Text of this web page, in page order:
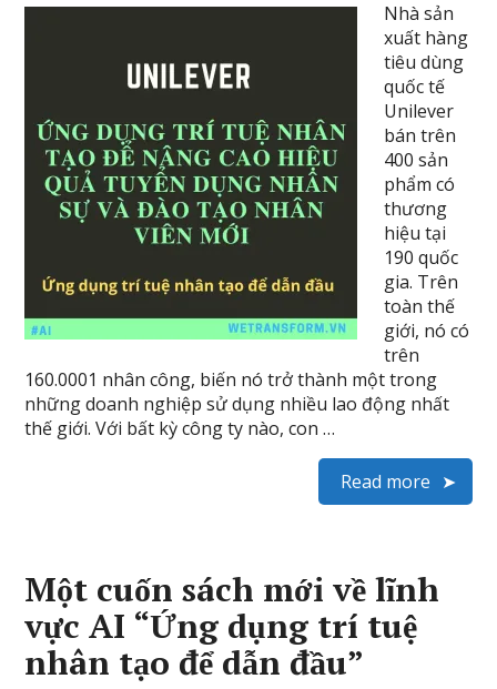
Nhà sản
xuất hàng
tiêu dùng
quốc tế
Unilever
bán trên
400 sản
phẩm có
thương
hiệu tại
190 quốc
gia. Trên
toàn thế
giới, nó có
trên
160.0001 nhân công, biến nó trở thành một trong
những doanh nghiệp sử dụng nhiều lao động nhất
thế giới. Với bất kỳ công ty nào, con …
Read more
Một cuốn sách mới về lĩnh
vực AI “Ứng dụng trí tuệ
nhân tạo để dẫn đầu”